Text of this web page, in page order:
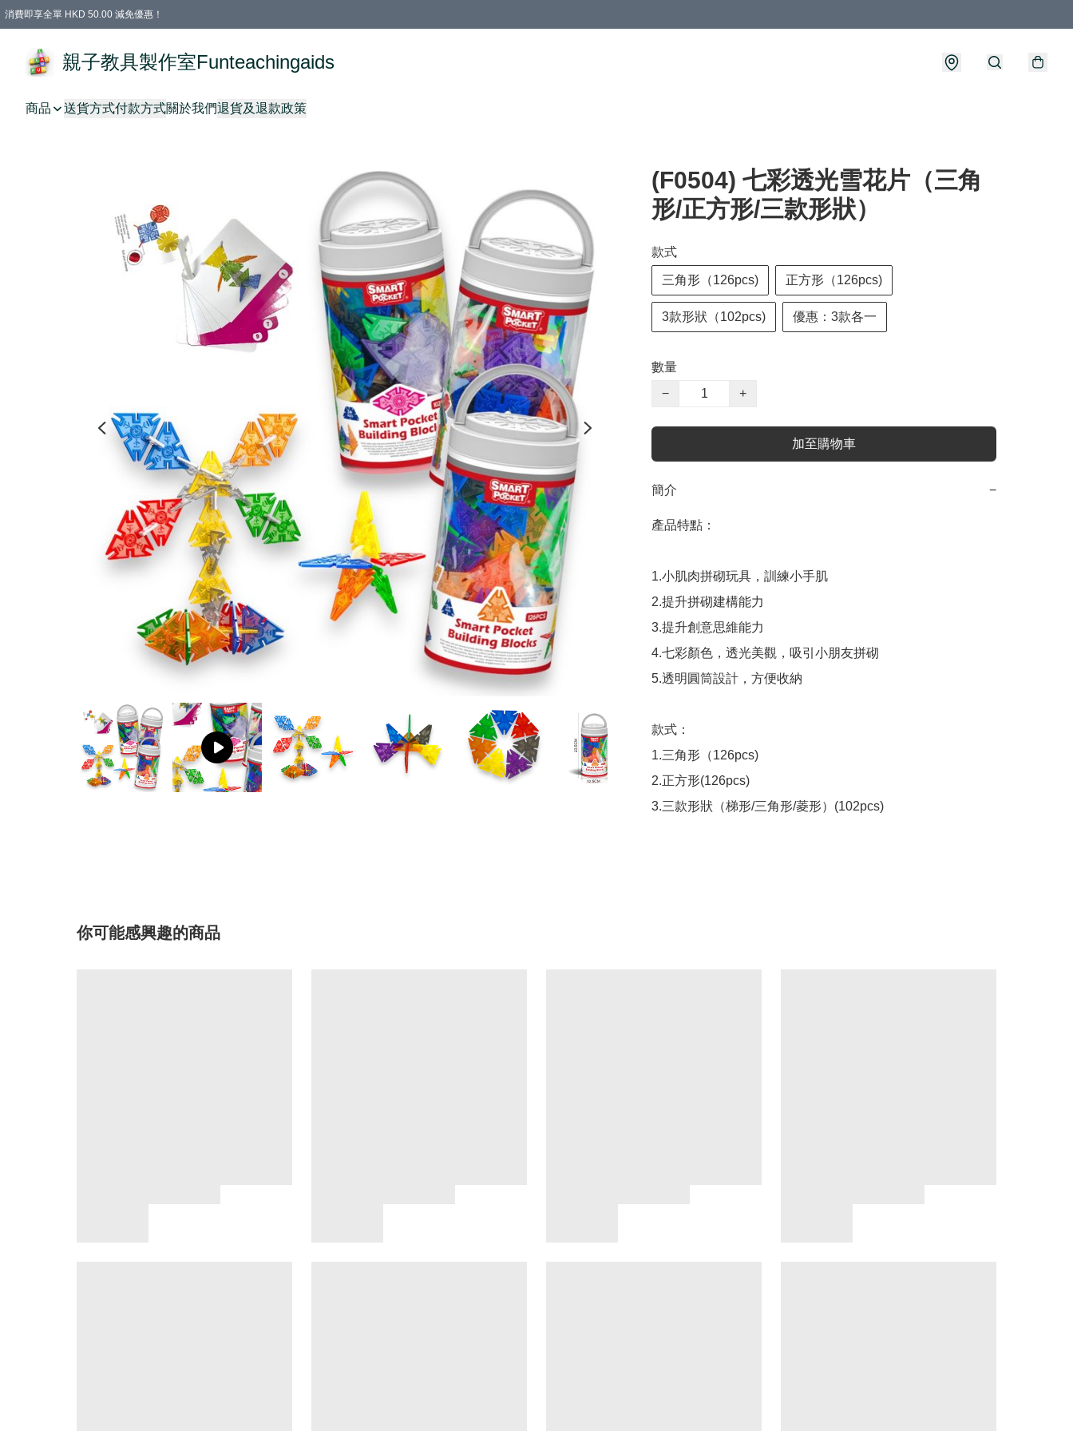
消費即享全單 HKD 50.00 減免優惠！
親子教具製作室Funteachingaids
商品 送貨方式付款方式關於我們退貨及退款政策
(F0504) 七彩透光雪花片（三角
形/正方形/三款形狀）
款式
三角形（126pcs) 正方形（126pcs)
3款形狀（102pcs) 優惠：3款各一
數量
−
+
加至購物車
簡介 −
產品特點：
1.小肌肉拼砌玩具，訓練小手肌
2.提升拼砌建構能力
3.提升創意思維能力
4.七彩顏色，透光美觀，吸引小朋友拼砌
5.透明圓筒設計，方便收納
款式：
1.三角形（126pcs)
2.正方形(126pcs)
3.三款形狀（梯形/三角形/菱形）(102pcs)
你可能感興趣的商品